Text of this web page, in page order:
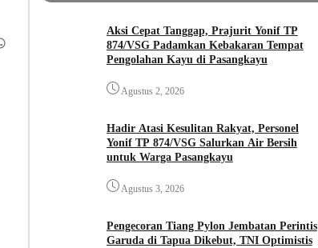
Aksi Cepat Tanggap, Prajurit Yonif TP
874/VSG Padamkan Kebakaran Tempat
Pengolahan Kayu di Pasangkayu
Agustus 2, 2026
Hadir Atasi Kesulitan Rakyat, Personel
Yonif TP 874/VSG Salurkan Air Bersih
untuk Warga Pasangkayu
Agustus 3, 2026
Pengecoran Tiang Pylon Jembatan Perintis
Garuda di Tapua Dikebut, TNI Optimistis